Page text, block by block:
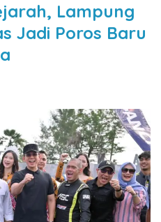
Lampung
Jadi Poros Baru